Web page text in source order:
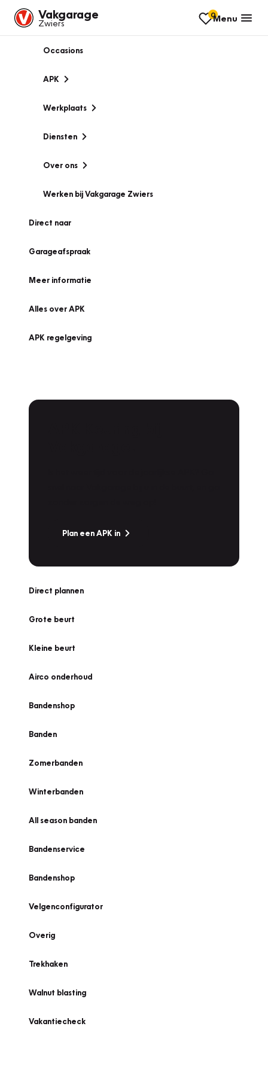
Vakgarage
Zwiers
0Menu
Occasions
APK
Werkplaats
Diensten
Over ons
Werken bij Vakgarage Zwiers
Direct naar
Garageafspraak
Meer informatie
Alles over APK
APK regelgeving
Plan een APK in
Direct plannen
Grote beurt
Kleine beurt
Airco onderhoud
Bandenshop
Banden
Zomerbanden
Winterbanden
All season banden
Bandenservice
Bandenshop
Velgenconfigurator
Overig
Trekhaken
Walnut blasting
Vakantiecheck